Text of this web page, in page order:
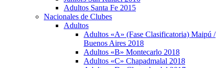
Adultos Santa Fe 2015
Nacionales de Clubes
Adultos
Adultos «A» (Fase Clasificatoria) Maipú /
Buenos Aires 2018
Adultos «B» Montecarlo 2018
Adultos «C» Chapadmalal 2018